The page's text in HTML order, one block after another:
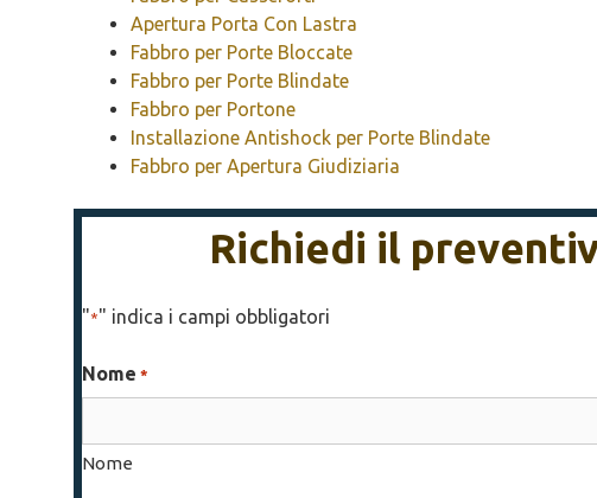
Apertura Porta Con Lastra
Fabbro per Porte Bloccate
Fabbro per Porte Blindate
Fabbro per Portone
Installazione Antishock per Porte Blindate
Fabbro per Apertura Giudiziaria
Richiedi il
"*" indica i campi obbligatori
Nome *
Nome